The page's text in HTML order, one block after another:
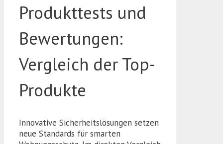
Produkttests und
Bewertungen:
Vergleich der Top-
Produkte
Innovative Sicherheitslösungen setzen
neue Standards für smarten